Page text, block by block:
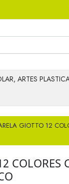
ARTES
GIOTTO 12
COLORES